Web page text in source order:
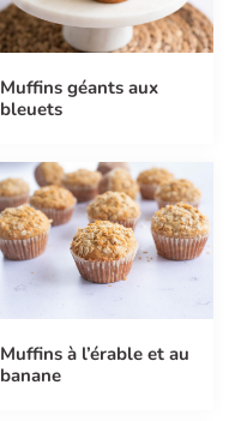
Muffins géants aux
bleuets
Muffins à l’érable et au
banane